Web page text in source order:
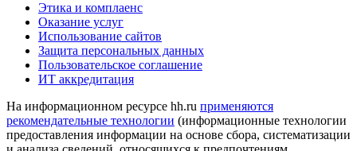
Этика и комплаенс
Оказание услуг
Использование сайтов
Защита персональных данных
Пользовательское соглашение
ИТ аккредитация
На информационном ресурсе hh.ru применяются
рекомендательные технологии (информационные технологии
предоставления информации на основе сбора, систематизации